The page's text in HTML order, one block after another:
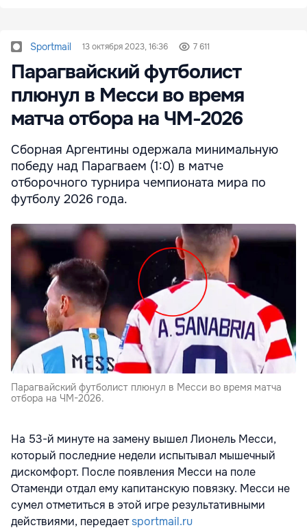
Sportmail 13 октября 2023, 16:36 7 611
Парагвайский футболист
плюнул в Месси во время
матча отбора на ЧМ-2026
Сборная Аргентины одержала минимальную
победу над Парагваем (1:0) в матче
отборочного турнира чемпионата мира по
футболу 2026 года.
Парагвайский футболист плюнул в Месси во время матча
отбора на ЧМ-2026.
На 53-й минуте на замену вышел Лионель Месси,
который последние недели испытывал мышечный
дискомфорт. После появления Месси на поле
Отаменди отдал ему капитанскую повязку. Месси не
сумел отметиться в этой игре результативными
действиями, передаетsportmail.ru